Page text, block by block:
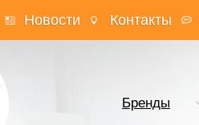
Новости Контакты
Бренды